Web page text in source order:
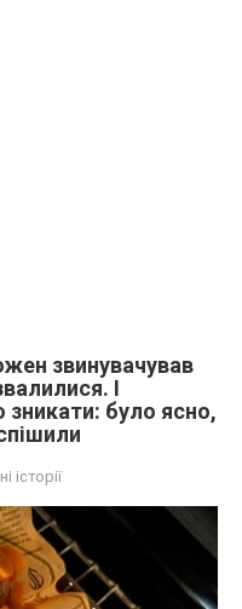
звинувачував
І
зникати: було ясно,
історії